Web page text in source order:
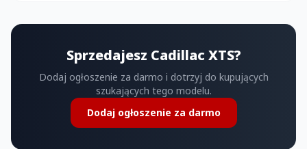
Sprzedajesz Cadillac XTS?
Dodaj ogłoszenie za darmo i dotrzyj do kupujących
szukających tego modelu.
Dodaj ogłoszenie za darmo